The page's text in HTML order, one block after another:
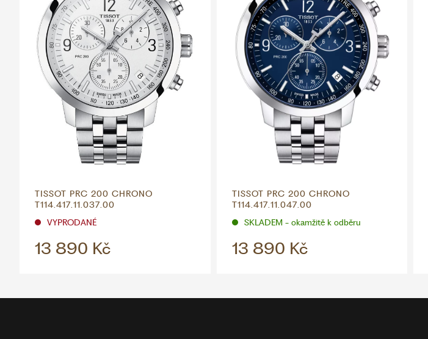
TISSOT PRC 200 CHRONO
T114.417.11.037.00
VYPRODANÉ
13 890 Kč
TISSOT PRC 200 CHRONO
T114.417.11.047.00
SKLADEM - okamžitě k odběru
13 890 Kč